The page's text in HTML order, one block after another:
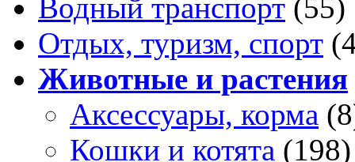
Водный транспорт (55)
Отдых, туризм, спорт
Животные и растения
Аксессуары, корма
Кошки и котята (198)